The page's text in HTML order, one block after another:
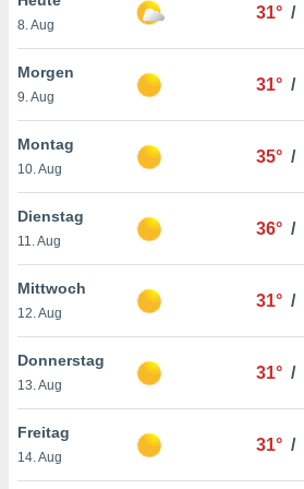
oder
Partner
es uns
das
der
Profil zu
Ihnen
finden
. Sie
jederzeit
Rand
8. Aug
31° /
Morgen
9. Aug
31° /
Montag
10. Aug
35° /
Dienstag
11. Aug
36° /
Mittwoch
12. Aug
31° /
Donnerstag
13. Aug
31° /
Freitag
14. Aug
31° /